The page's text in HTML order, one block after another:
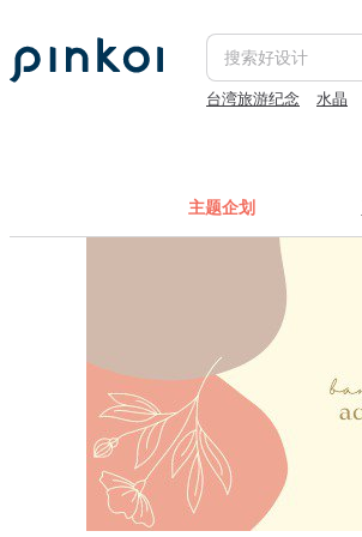
台湾旅游纪念 水晶
主题企划